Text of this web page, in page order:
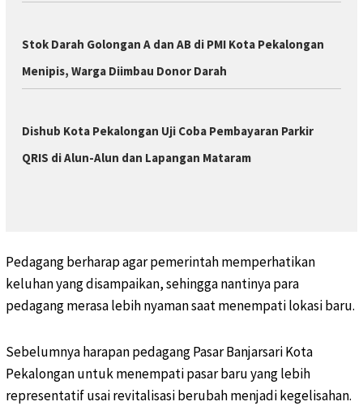
Stok Darah Golongan A dan AB di PMI Kota Pekalongan
Menipis, Warga Diimbau Donor Darah
Dishub Kota Pekalongan Uji Coba Pembayaran Parkir
QRIS di Alun-Alun dan Lapangan Mataram
Pedagang berharap agar pemerintah memperhatikan
keluhan yang disampaikan, sehingga nantinya para
pedagang merasa lebih nyaman saat menempati lokasi baru.
Sebelumnya harapan pedagang Pasar Banjarsari Kota
Pekalongan untuk menempati pasar baru yang lebih
representatif usai revitalisasi berubah menjadi kegelisahan.